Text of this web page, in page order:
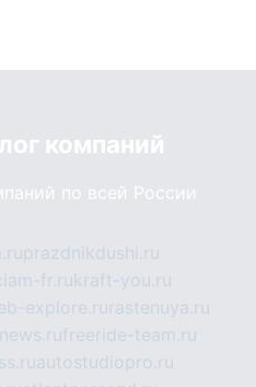
компаний
по всей России
prazdnikdushi.ru
fr.rukraft-you.ru
explore.ru rastenuya.ru
freeride-team.ru
autostudiopro.ru